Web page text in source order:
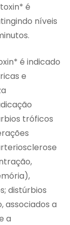
é
níveis
é indicado
e
tróficos
distúrbios
associados a
a